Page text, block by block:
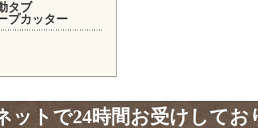
タブ
プカッター
ットで24時間お受けしてお